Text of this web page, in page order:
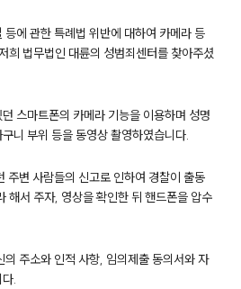
에 관한 특례법 위반에 대하여 카메라 등
희 법무법인 대륜의 성범죄센터를 찾아주셨
스마트폰의 카메라 기능을 이용하며 성명
니 부위 등을 동영상 촬영하였습니다.
주변 사람들의 신고로 인하여 경찰이 출동
해서 주자, 영상을 확인한 뒤 핸드폰을 압수
의 주소와 인적 사항, 임의제출 동의서와 자
.